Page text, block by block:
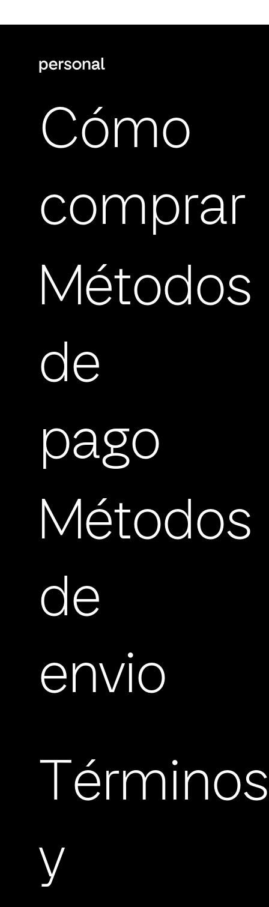
Cómo
comprar
Métodos
de
pago
Métodos
de
envio
Términos
y